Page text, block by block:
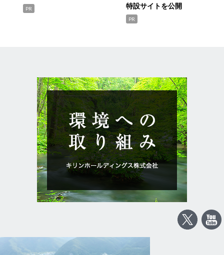
PR
特設サイトを公開
PR